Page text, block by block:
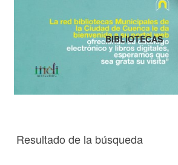
Resultado de la búsqueda
BIBLIOTECAS